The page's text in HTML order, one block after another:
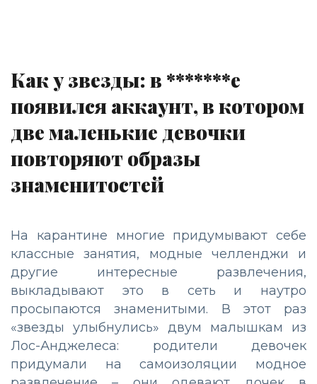
Как у звезды: в *******е
появился аккаунт, в котором
две маленькие девочки
повторяют образы
знаменитостей
На карантине многие придумывают себе
классные занятия, модные челленджи и
другие интересные развлечения,
выкладывают это в сеть и наутро
просыпаются знаменитыми. В этот раз
«звезды улыбнулись» двум малышкам из
Лос-Анджелеса: родители девочек
придумали на самоизоляции модное